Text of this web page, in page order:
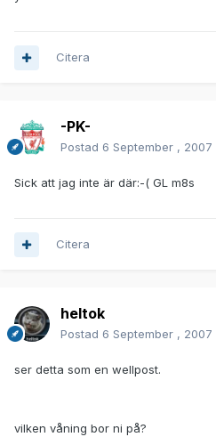
Citera
-PK-
Postad 6 September , 2007
Sick att jag inte är där:-( GL m8s
Citera
heltok
Postad 6 September , 2007
ser detta som en wellpost.
vilken våning bor ni på?